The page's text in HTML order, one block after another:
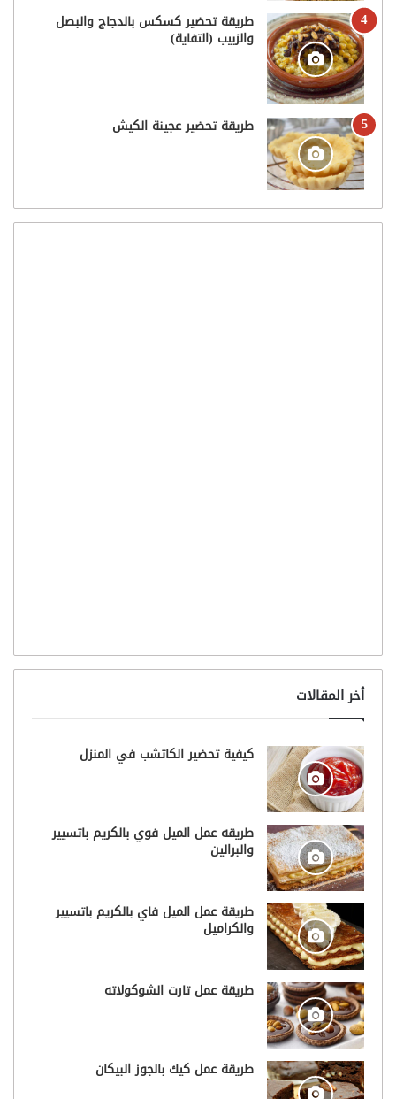
طريقة تحضير كسكس بالدجاج والبصل
والزبيب (التفاية)
طريقة تحضير عجينة الكيش
أخر المقالات
كيفية تحضير الكاتشب في المنزل
طريقه عمل الميل فوي بالكريم باتسيير
والبرالين
طريقة عمل الميل فاي بالكريم باتسيير
والكراميل
طريقة عمل تارت الشوكولاته
طريقة عمل كيك بالجوز البيكان